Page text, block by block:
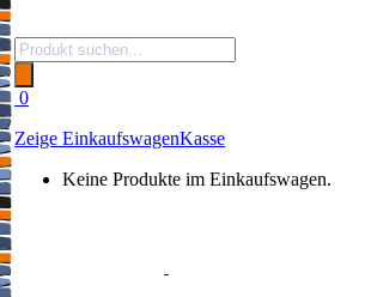
Products
search
0
Zeige EinkaufswagenKasse
Keine Produkte im Einkaufswagen.